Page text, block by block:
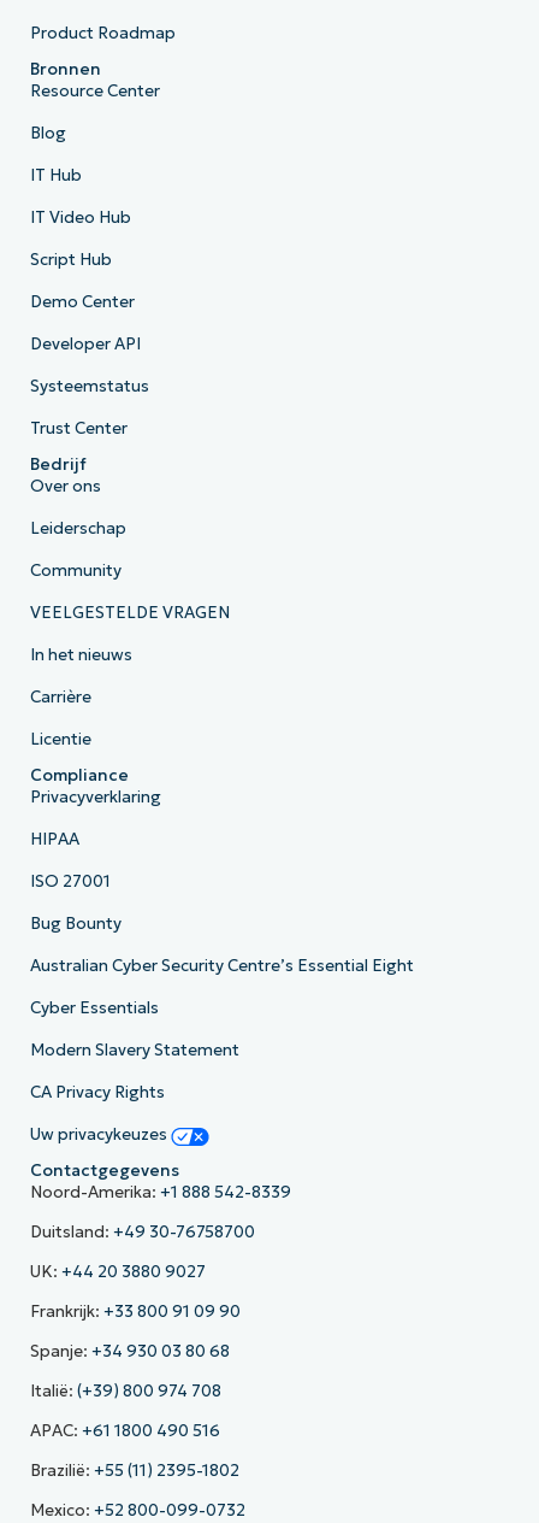
Product Roadmap
Bronnen
Resource Center
Blog
IT Hub
IT Video Hub
Script Hub
Demo Center
Developer API
Systeemstatus
Trust Center
Bedrijf
Over ons
Leiderschap
Community
VEELGESTELDE VRAGEN
In het nieuws
Carrière
Licentie
Compliance
Privacyverklaring
HIPAA
ISO 27001
Bug Bounty
Australian Cyber Security Centre’s Essential Eight
Cyber Essentials
Modern Slavery Statement
CA Privacy Rights
Uw privacykeuzes
Contactgegevens
Noord-Amerika: +1 888 542-8339
Duitsland: +49 30-76758700
UK: +44 20 3880 9027
Frankrijk: +33 800 91 09 90
Spanje: +34 930 03 80 68
Italië: (+39) 800 974 708
APAC: +61 1800 490 516
Brazilië: +55 (11) 2395-1802
Mexico: +52 800-099-0732